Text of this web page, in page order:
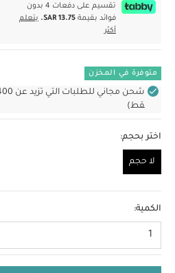
تقسيم على دفعات 4 بدون
فوائد بقيمة SAR 13.75.
يتعلم
أكثر
متوفرة في المخزن
قط)
اختر بحجم:
لا حجم
الكمية:
1